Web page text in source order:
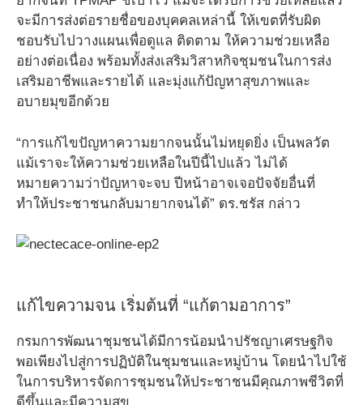
จะมีการส่งต่อรายชื่อของบุคคลเหล่านี้ ให้เขตที่รับผิด
ชอบรับไปวางแผนเพื่อดูแล ติดตาม ให้ความช่วยเหลือ
อย่างต่อเนื่อง พร้อมทั้งส่งเสริมวิสาหกิจชุมชนในการส่ง
เสริมอาชีพและรายได้ และมุ่งแก้ปัญหาสุขภาพและ
อบายมุขอีกด้วย
“การแก้ไขปัญหาความยากจนนั้นไม่หยุดยิ่ง เป็นพลวัต
แม้เราจะให้ความช่วยเหลือในปีนี้ไปแล้ว ไม่ได้
หมายความว่าปัญหาจะจบ ปีหน้าอาจเจอปัจจัยอื่นที่
ทำให้ประชาชนกลับมายากจนได้” ดร.ชรัส กล่าว
แก้ไขความจน เริ่มต้นที่ “แก้ตามอาการ”
กรมการพัฒนาชุมชนได้มีการน้อมนำปรัชญาเศรษฐกิจ
พอเพียงไปสู่การปฏิบัติในชุมชนและหมู่บ้าน โดยนำไปใช้
ในการบริหารจัดการชุมชนให้ประชาชนมีคุณภาพชีวิตที่
ดีขึ้นและมีความสุข